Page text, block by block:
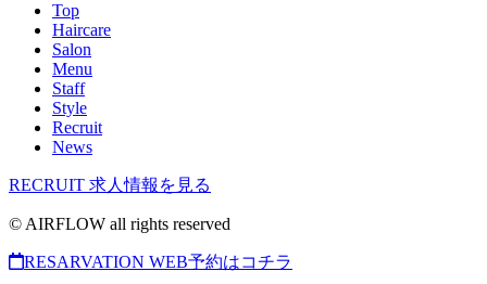
Top
Haircare
Salon
Menu
Staff
Style
Recruit
News
RECRUIT 求人情報を見る
© AIRFLOW all rights reserved
RESARVATION WEB予約はコチラ